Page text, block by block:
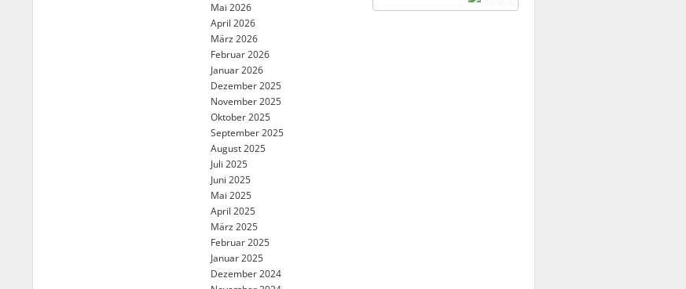
Mai 2026
April 2026
März 2026
Februar 2026
Januar 2026
Dezember 2025
November 2025
Oktober 2025
September 2025
August 2025
Juli 2025
Juni 2025
Mai 2025
April 2025
März 2025
Februar 2025
Januar 2025
Dezember 2024